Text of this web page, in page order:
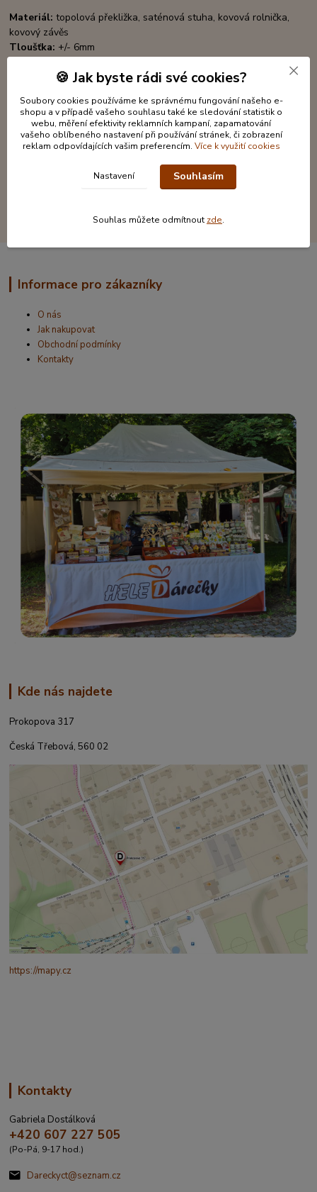
Materiál:topolová překližka, saténová stuha, kovová rolnička,
kovový závěs
Tloušťka: +/- 6mm
Informace pro zákazníky
O nás
Jak nakupovat
Obchodní podmínky
Kontakty
Kde nás najdete
Prokopova 317
Česká Třebová, 560 02
https://mapy.cz
Kontakty
Gabriela Dostálková
+420 607 227 505
(Po-Pá, 9-17 hod.)
Dareckyct@seznam.cz
🍪 Jak byste rádi své cookies?
Soubory cookies používáme ke správnému fungování našeho e-
shopu a v případě vašeho souhlasu také ke sledování statistik o
webu, měření efektivity reklamních kampaní, zapamatování
vašeho oblíbeného nastavení při používání stránek, či zobrazení
reklam odpovídajících vašim preferencím. Více k využití cookies
Nastavení Souhlasím
Souhlas můžete odmítnout zde.